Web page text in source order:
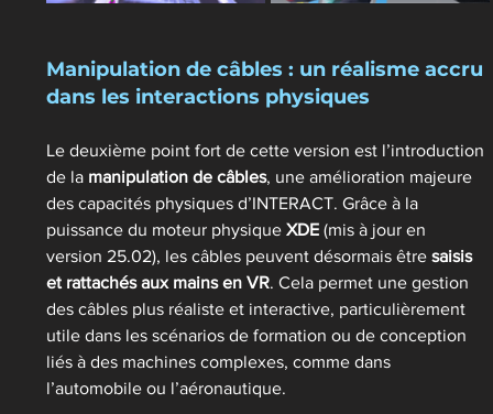
Manipulation de câbles : un réalisme accru
dans les interactions physiques
Le deuxième point fort de cette version est l’introduction
de la manipulation de câbles, une amélioration majeure
des capacités physiques d’INTERACT. Grâce à la
puissance du moteur physique XDE (mis à jour en
version 25.02), les câbles peuvent désormais être saisis
et rattachés aux mains en VR. Cela permet une gestion
des câbles plus réaliste et interactive, particulièrement
utile dans les scénarios de formation ou de conception
liés à des machines complexes, comme dans
l’automobile ou l’aéronautique.